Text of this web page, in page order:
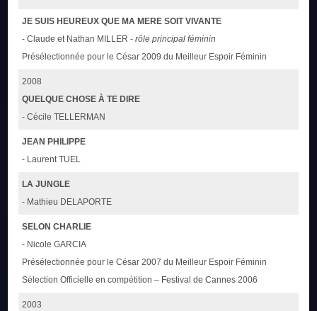
JE SUIS HEUREUX QUE MA MERE SOIT VIVANTE
- Claude et Nathan MILLER -rôle principal féminin
Présélectionnée pour le César 2009 du Meilleur Espoir Féminin
2008
QUELQUE CHOSE À TE DIRE
- Cécile TELLERMAN
JEAN PHILIPPE
- Laurent TUEL
LA JUNGLE
- Mathieu DELAPORTE
SELON CHARLIE
- Nicole GARCIA
Présélectionnée pour le César 2007 du Meilleur Espoir Féminin
Sélection Officielle en compétition – Festival de Cannes 2006
2003